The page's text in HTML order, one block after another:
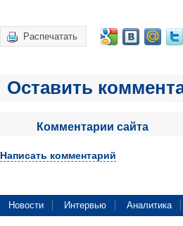
Распечатать
Оставить
Комментарии сайта
Написать комментарий
Новости Интервью Аналитика